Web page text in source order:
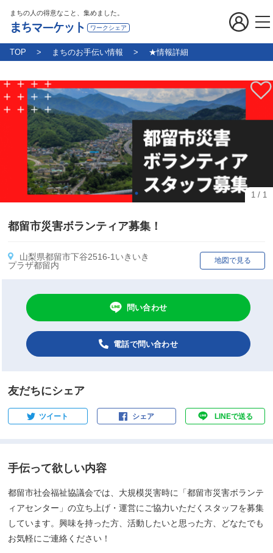
まちの人の得意なこと、集めました。
まちマーケット ワークシェア
TOP まちのお手伝い情報 ★情報詳細
1 / 1
都留市災害ボランティア募集！
山梨県都留市下谷2516-1いきいき
プラザ都留内
地図で見る
問い合わせ
電話で問い合わせ
友だちにシェア
ツイート シェア LINEで送る
手伝って欲しい内容
都留市社会福祉協議会では、大規模災害時に「都留市災害ボランテ
ィアセンター」の立ち上げ・運営にご協力いただくスタッフを募集
しています。興味を持った方、活動したいと思った方、どなたでも
お気軽にご連絡ください！